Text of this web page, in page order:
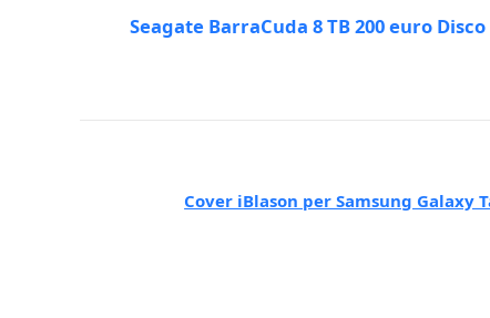
Seagate BarraCuda 8 TB 200 euro
Cover iBlason per Samsung Galaxy